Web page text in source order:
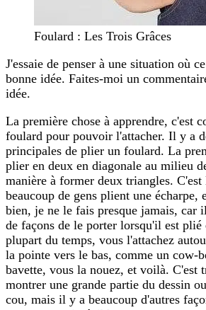
Foulard : Les Trois Grâces
J'essaie de penser à une situation où
bonne idée. Faites-moi un
idée.
La première chose à apprendre, c'est
foulard pour pouvoir l'attacher. Il y a
principales de plier un foulard. La
plier en deux en diagonale au milieu
manière à former deux triangles.
beaucoup de gens plient une écharpe,
bien, je ne le fais presque jamais, car
de façons de le porter lorsqu'il est plié
plupart du temps, vous l'attachez
la pointe vers le bas, comme un cow-
bavette, vous la nouez, et voilà. C'est
montrer une grande partie du dessin
cou, mais il y a beaucoup d'autres